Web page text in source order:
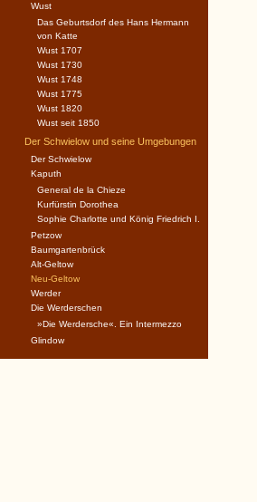
Wust
Das Geburtsdorf des Hans Hermann
von Katte
Wust 1707
Wust 1730
Wust 1748
Wust 1775
Wust 1820
Wust seit 1850
Der Schwielow und seine Umgebungen
Der Schwielow
Kaputh
General de la Chieze
Kurfürstin Dorothea
Sophie Charlotte und König Friedrich I.
Petzow
Baumgartenbrück
Alt-Geltow
Neu-Geltow
Werder
Die Werderschen
»Die Werdersche«. Ein Intermezzo
Glindow